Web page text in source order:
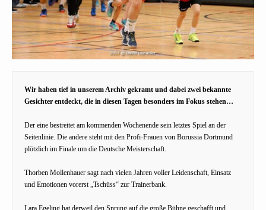
Wir haben tief in unserem Archiv gekramt und dabei zwei bekannte
Gesichter entdeckt, die in diesen Tagen besonders im Fokus stehen…
Der eine bestreitet am kommenden Wochenende sein letztes Spiel an der
Seitenlinie. Die andere steht mit den Profi-Frauen von Borussia Dortmund
plötzlich im Finale um die Deutsche Meisterschaft.
Thorben Mollenhauer sagt nach vielen Jahren voller Leidenschaft, Einsatz
und Emotionen vorerst „Tschüss“ zur Trainerbank.
Lara Egeling hat derweil den Sprung auf die große Bühne geschafft und